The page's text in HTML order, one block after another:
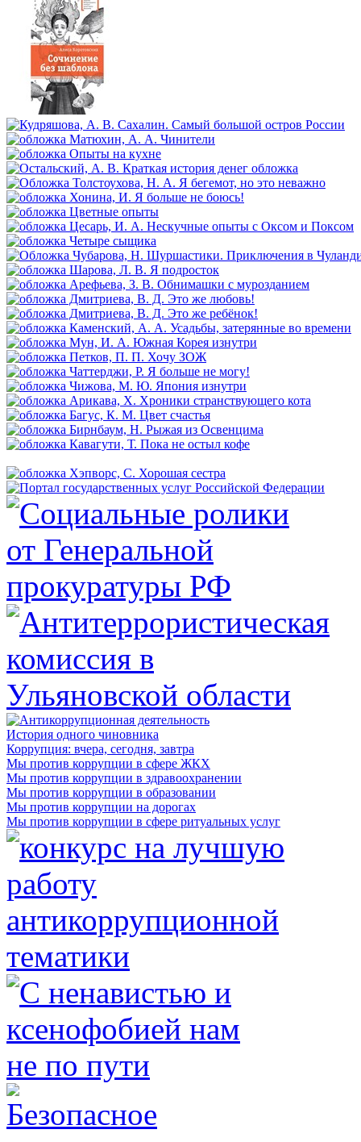
История одного чиновника
Коррупция: вчера, сегодня, завтра
Мы против коррупции в сфере ЖКХ
Мы против коррупции в здравоохранении
Мы против коррупции в образовании
Мы против коррупции на дорогах
Мы против коррупции в сфере ритуальных услуг